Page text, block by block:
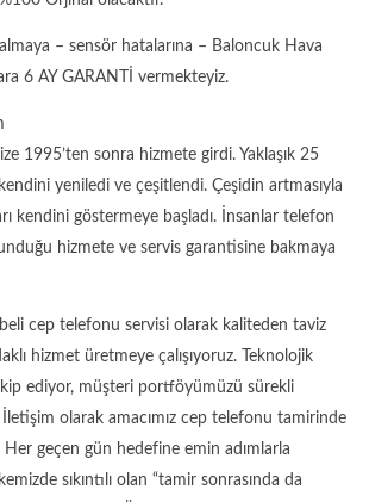
almaya – sensör hatalarına – Baloncuk Hava
6 AY GARANTİ vermekteyiz.
1995’ten sonra hizmete girdi. Yaklaşık 25
yeniledi ve çeşitlendi. Çeşidin artmasıyla
kendini göstermeye başladı. İnsanlar telefon
hizmete ve servis garantisine bakmaya
cep telefonu servisi olarak kaliteden taviz
hizmet üretmeye çalışıyoruz. Teknolojik
ediyor, müşteri portföyümüzü sürekli
olarak amacımız cep telefonu tamirinde
geçen gün hedefine emin adımlarla
sıkıntılı olan “tamir sonrasında da